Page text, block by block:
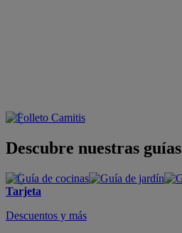
Descubre nuestras guías
Tarjeta
Descuentos y más